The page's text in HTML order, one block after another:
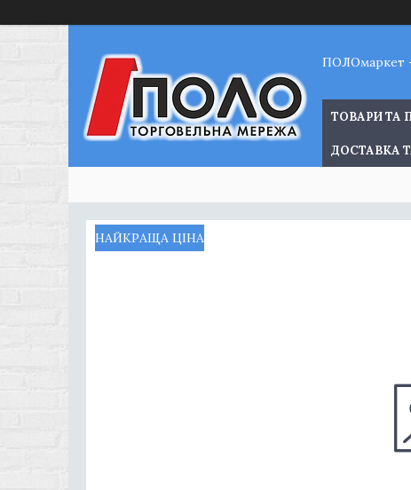
ПОЛОмаркет
ТОВАРИ ТА
ДОСТАВКА
НАЙКРАЩА ЦІНА